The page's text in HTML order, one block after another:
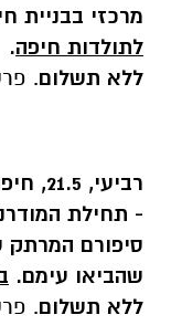
מרכזי בבניית
לתולדות חיפה.
ללא תשלום.
- תחילת
סיפורם המרתק
שהביאו עימם.
ללא תשלום.